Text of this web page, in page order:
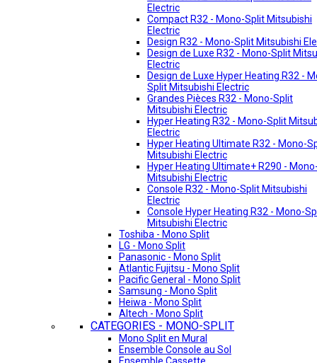
Electric
Compact R32 - Mono-Split Mitsubishi
Electric
Design R32 - Mono-Split Mitsubishi
Design de Luxe R32 - Mono-Split
Electric
Design de Luxe Hyper Heating R32 -
Split Mitsubishi Electric
Grandes Pièces R32 - Mono-Split
Mitsubishi Electric
Hyper Heating R32 - Mono-Split
Electric
Hyper Heating Ultimate R32 - Mono-
Mitsubishi Electric
Hyper Heating Ultimate+ R290 -
Mitsubishi Electric
Console R32 - Mono-Split Mitsubishi
Electric
Console Hyper Heating R32 - Mono-
Mitsubishi Electric
Toshiba - Mono Split
LG - Mono Split
Panasonic - Mono Split
Atlantic Fujitsu - Mono Split
Pacific General - Mono Split
Samsung - Mono Split
Heiwa - Mono Split
Altech - Mono Split
CATEGORIES - MONO-SPLIT
Mono Split en Mural
Ensemble Console au Sol